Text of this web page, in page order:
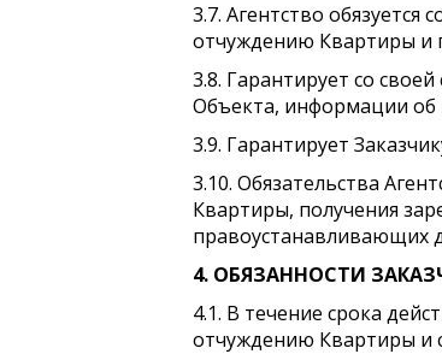
3.7. Агентство
отчуждению Квартиры и
3.8. Гарантирует со
Объекта, информации об
3.9. Гарантирует
3.10. Обязательства
Квартиры, получения
правоустанавливающих
4. ОБЯЗАННОСТИ
4.1. В течение срока
отчуждению Квартиры и